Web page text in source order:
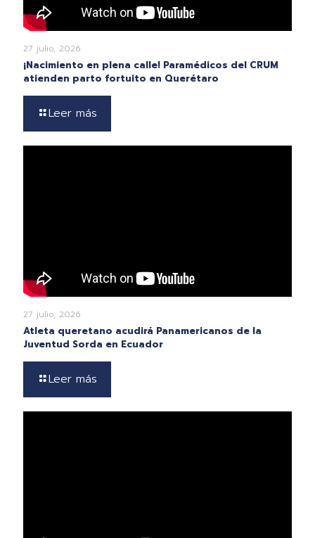
27 julio, 2026
¡Nacimiento en plena calle! Paramédicos del CRUM
atienden parto fortuito en Querétaro
Leer más
27 julio, 2026
Atleta queretano acudirá Panamericanos de la
Juventud Sorda en Ecuador
Leer más